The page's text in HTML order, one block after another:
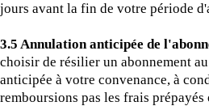
jours avant la fin de votre période
3.5 Annulation anticipée de
choisir de résilier un abonnement
anticipée à votre convenance, à
remboursions pas les frais